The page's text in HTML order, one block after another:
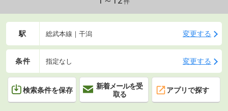
件
駅 総武本線｜干潟 変更する
条件 指定なし 変更する
検索条件を保存
新着メールを受
取る
アプリで探す